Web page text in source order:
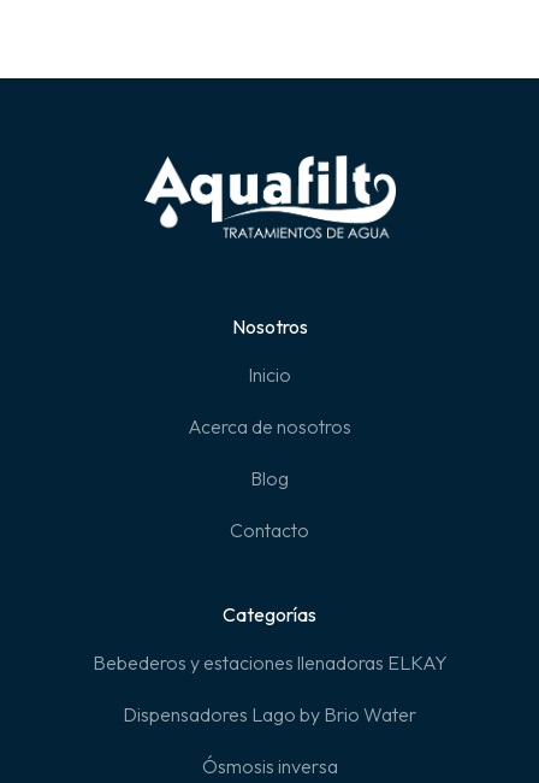
Nosotros
Inicio
Acerca de nosotros
Blog
Contacto
Categorías
Bebederos y estaciones llenadoras ELKAY
Dispensadores Lago by Brio Water
Ósmosis inversa